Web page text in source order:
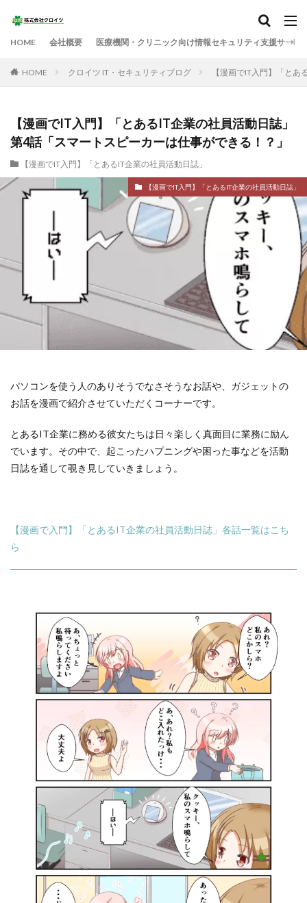
HOME 会社概要 医療機関・クリニック向け情報セキュリティ支援サービ
HOME クロイツ IT・セキュリティブログ 【漫画でIT入門】「と
【漫画でIT入門】「とあるIT企業の社員活動日誌」
第4話「スマートスピーカーは仕事ができる！？」
【漫画でIT入門】「とあるIT企業の社員活動日誌」
【漫画でIT入門】「とあるIT企業の社員活動日誌」
パソコンを使う人のありそうでなさそうなお話や、 ガジェットの
お話を漫画で紹介させていただくコーナーです。
とあるIT企業に務める彼女たちは日々楽しく真面目に業務に励ん
でいます。その中で、起こったハプニングや困った事などを活動
日誌を通して覗き見していきましょう。
【漫画で入門】「とあるIT企業の社員活動日誌」各話一覧はこち
ら